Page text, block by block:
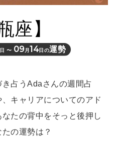
のわたし
Love Holoscope
今月のあなた
やさしく
考える
座】
日 〜 09月14日の運勢
占うAdaさんの週間占
キャリアについてのアド
たの背中をそっと後押し
の運勢は？